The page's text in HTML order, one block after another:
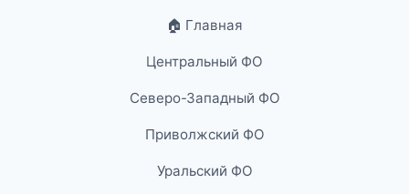
🏠 Главная
Центральный ФО
Северо-Западный ФО
Приволжский ФО
Уральский ФО